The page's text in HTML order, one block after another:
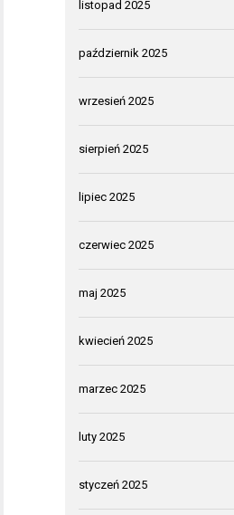
listopad 2025
październik 2025
wrzesień 2025
sierpień 2025
lipiec 2025
czerwiec 2025
maj 2025
kwiecień 2025
marzec 2025
luty 2025
styczeń 2025